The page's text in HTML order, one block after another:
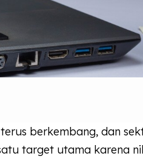
berkembang, dan
target utama karena